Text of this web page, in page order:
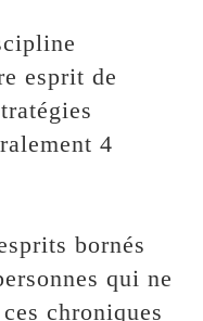
esprit de
4
bornés
qui ne
chroniques